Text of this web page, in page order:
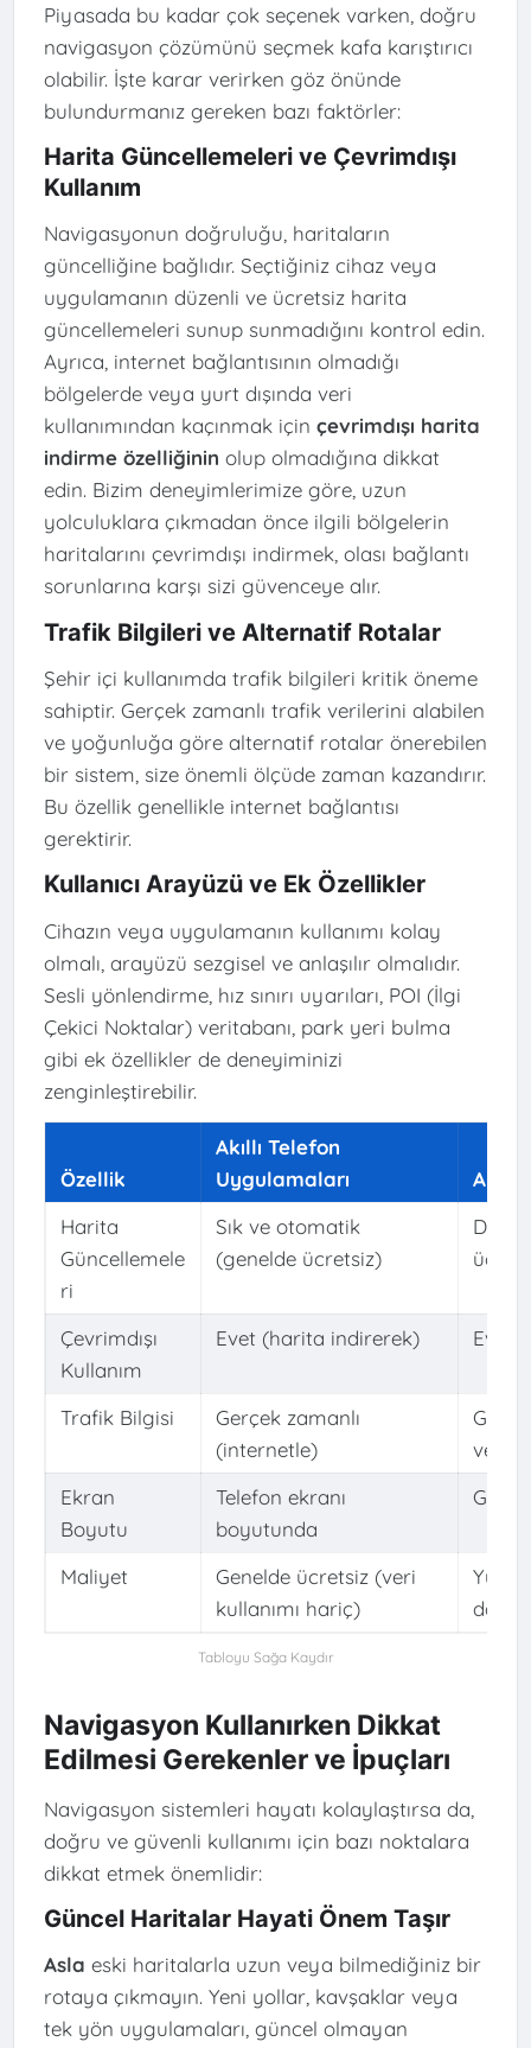
Piyasada bu kadar çok seçenek varken, doğru
navigasyon çözümünü seçmek kafa karıştırıcı
olabilir. İşte karar verirken göz önünde
bulundurmanız gereken bazı faktörler:
Harita Güncellemeleri ve Çevrimdışı
Kullanım
Navigasyonun doğruluğu, haritaların
güncelliğine bağlıdır. Seçtiğiniz cihaz veya
uygulamanın düzenli ve ücretsiz harita
güncellemeleri sunup sunmadığını kontrol edin.
Ayrıca, internet bağlantısının olmadığı
bölgelerde veya yurt dışında veri
kullanımından kaçınmak için çevrimdışı harita
indirme özelliğinin olup olmadığına dikkat
edin. Bizim deneyimlerimize göre, uzun
yolculuklara çıkmadan önce ilgili bölgelerin
haritalarını çevrimdışı indirmek, olası bağlantı
sorunlarına karşı sizi güvenceye alır.
Trafik Bilgileri ve Alternatif Rotalar
Şehir içi kullanımda trafik bilgileri kritik öneme
sahiptir. Gerçek zamanlı trafik verilerini alabilen
ve yoğunluğa göre alternatif rotalar önerebilen
bir sistem, size önemli ölçüde zaman kazandırır.
Bu özellik genellikle internet bağlantısı
gerektirir.
Kullanıcı Arayüzü ve Ek Özellikler
Cihazın veya uygulamanın kullanımı kolay
olmalı, arayüzü sezgisel ve anlaşılır olmalıdır.
Sesli yönlendirme, hız sınırı uyarıları, POI (İlgi
Çekici Noktalar) veritabanı, park yeri bulma
gibi ek özellikler de deneyiminizi
zenginleştirebilir.
Özellik
Akıllı Telefon
Uygulamaları
Araç
Harita
Güncellemele
ri
Sık ve otomatik
(genelde ücretsiz)
Daha
ücretli
Çevrimdışı
Kullanım
Evet (harita indirerek) Evet
Trafik Bilgisi
Gerçek zamanlı
(internetle)
veya
Ekran
Boyutu
Telefon ekranı
boyutunda
Maliyet
Genelde ücretsiz (veri
kullanımı hariç)
dahil)
Navigasyon Kullanırken Dikkat
Edilmesi Gerekenler ve İpuçları
Navigasyon sistemleri hayatı kolaylaştırsa da,
doğru ve güvenli kullanımı için bazı noktalara
dikkat etmek önemlidir:
Güncel Haritalar Hayati Önem Taşır
Asla eski haritalarla uzun veya bilmediğiniz bir
rotaya çıkmayın. Yeni yollar, kavşaklar veya
tek yön uygulamaları, güncel olmayan